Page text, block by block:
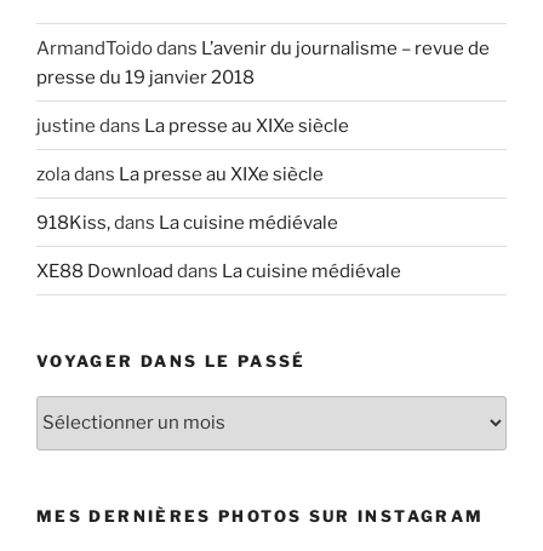
ArmandToidodans L’avenir du journalisme – revue de
presse du 19 janvier 2018
justine dans La presse au XIXe siècle
zoladans La presse au XIXe siècle
918Kiss,dans La cuisine médiévale
XE88 Download dans La cuisine médiévale
VOYAGER DANS LE PASSÉ
V
g
MES DERNIÈRES PHOTOS SUR INSTAGRAM